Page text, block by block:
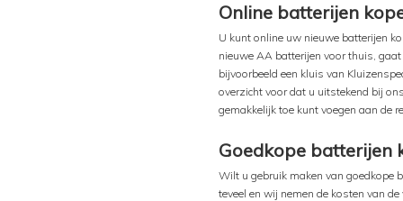
Online batterijen
U kunt online uw nieuwe batterijen
nieuwe AA batterijen voor thuis,
bijvoorbeeld een kluis van
overzicht voor dat u uitstekend bij
gemakkelijk toe kunt voegen aan de
Goedkope batterijen
Wilt u gebruik maken van goedkope
teveel en wij nemen de kosten van